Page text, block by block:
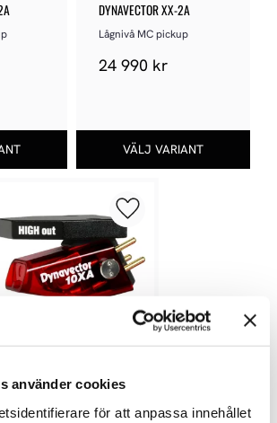
använder cookies
för att anpassa innehållet
DYNAVECTOR XX-2A
Lågnivå MC pickup
24 990 kr
DYNAVECTOR 10X5A H/L
magi
Lägg till i favoriter